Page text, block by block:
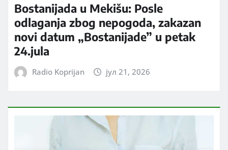
Bostanijada u Mekišu: Posle
odlaganja zbog nepogoda, zakazan
novi datum „Bostanijade” u petak
24.jula
Radio Koprijan јул 21, 2026